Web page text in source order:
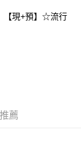
轉到大哥付的交易
【現+預】☆流行
薦